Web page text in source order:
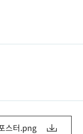
스터.png